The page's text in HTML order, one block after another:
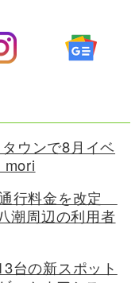
ウンで8月イベ
行料金を改定
潮周辺の利用者
台の新スポット